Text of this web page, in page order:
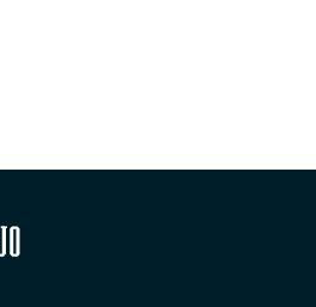
do Ribatejo